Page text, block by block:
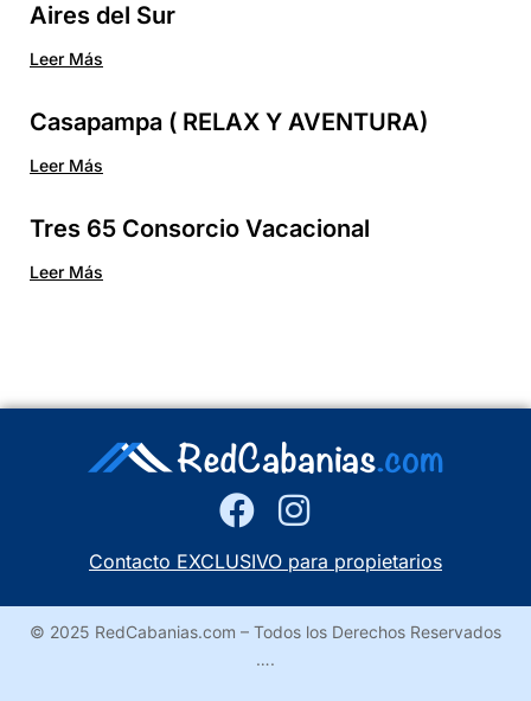
Aires del Sur
Leer Más
Casapampa ( RELAX Y AVENTURA)
Leer Más
Tres 65 Consorcio Vacacional
Leer Más
Contacto EXCLUSIVO para propietarios
© 2025 RedCabanias.com – Todos los Derechos Reservados
….